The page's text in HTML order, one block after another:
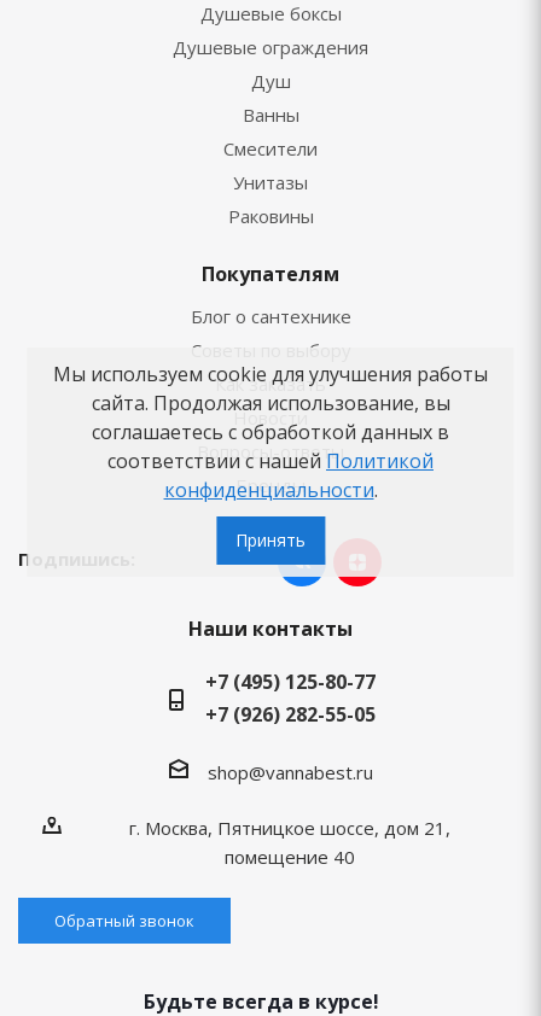
Душевые боксы
Душевые ограждения
Душ
Ванны
Смесители
Унитазы
Раковины
Покупателям
Блог о сантехнике
Советы по выбору
Как заказать
Новости
Вопросы-ответы
Бренды
Подпишись:
Наши контакты
+7 (495) 125-80-77
+7 (926) 282-55-05
shop@vannabest.ru
г. Москва, Пятницкое шоссе, дом 21,
помещение 40
Обратный звонок
Будьте всегда в курсе!
Мы используем cookie для улучшения работы
сайта. Продолжая использование, вы
соглашаетесь с обработкой данных в
соответствии с нашей Политикой
конфиденциальности.
Принять